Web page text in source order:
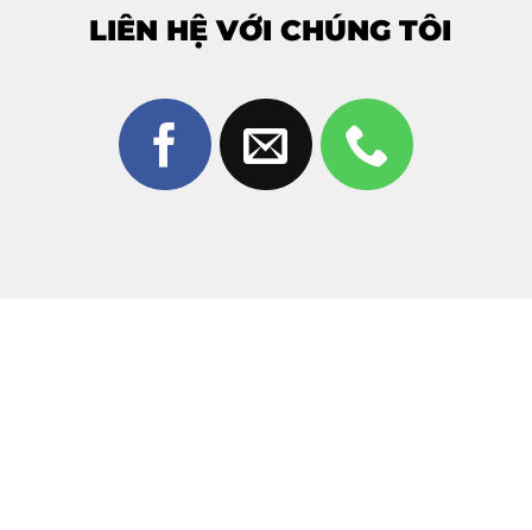
LIÊN HỆ VỚI CHÚNG TÔI